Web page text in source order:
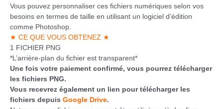
Vous pouvez personnaliser ces fichiers numériques selon vos
besoins en termes de taille en utilisant un logiciel d’édition
comme Photoshop.
★ CE QUE VOUS OBTENEZ ★
1 FICHIER PNG
*L’arrière-plan du fichier est transparent*
Une fois votre paiement confirmé, vous pourrez télécharger
les fichiers PNG.
Vous recevrez également un lien pour télécharger les
fichiers depuis Google Drive.